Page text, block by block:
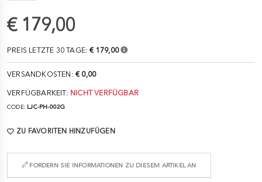
€ 179,00
PREIS LETZTE 30 TAGE:€ 179,00
VERSANDKOSTEN: € 0,00
VERFÜGBARKEIT: NICHT VERFÜGBAR
CODE: LJC-PH-002G
ZU FAVORITEN HINZUFÜGEN
FORDERN SIE INFORMATIONEN ZU DIESEM ARTIKEL AN